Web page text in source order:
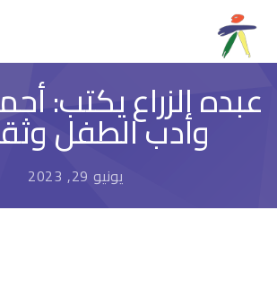
عبده الزراع يكتب:
وأدب الطفل
يونيو 29, 2023